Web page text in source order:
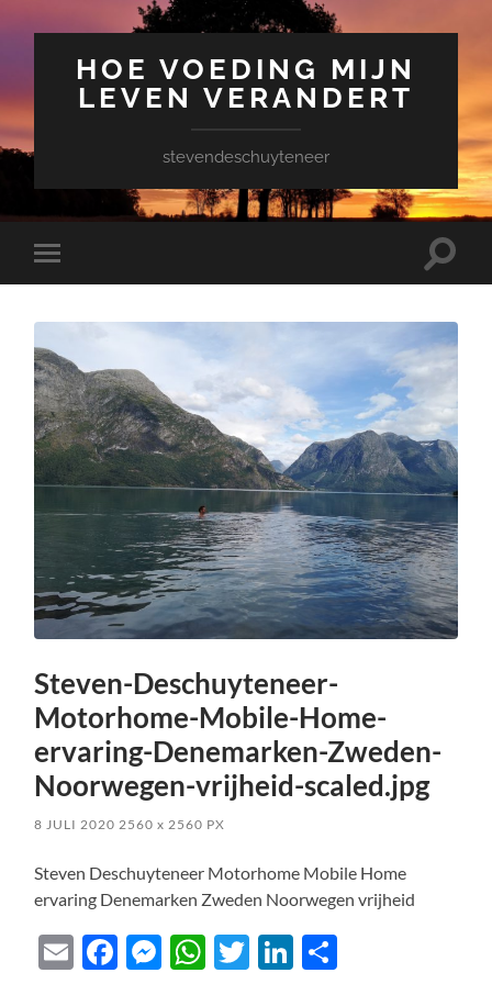
HOE VOEDING MIJN
LEVEN VERANDERT
stevendeschuyteneer
Toggle
mobiel
Toggle
Steven-Deschuyteneer-
Motorhome-Mobile-Home-
ervaring-Denemarken-Zweden-
Noorwegen-vrijheid-scaled.jpg
8 JULI 2020 2560x 2560 PX
Steven Deschuyteneer Motorhome Mobile Home
ervaring Denemarken Zweden Noorwegen vrijheid
EmailFacebook
Messenger
WhatsApp
TwitterLinkedIn